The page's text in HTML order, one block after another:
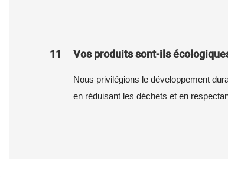
11 Vos produits sont-ils
Nous privilégions le développement
en réduisant les déchets et en